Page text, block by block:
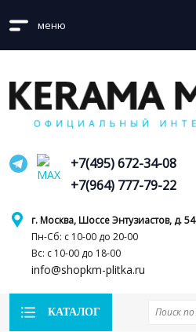
меню
г. Москва, Шоссе Энтузиастов, д. 54
Пн-Сб: с 10-00 до 20-00
Вс: с 10-00 до 18-00
info@shopkm-plitka.ru
+7(495) 672-34-08
+7(964) 777-79-22
КАТАЛОГ